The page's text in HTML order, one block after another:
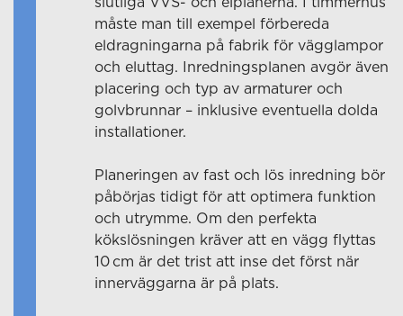
måste man till exempel förbereda
eldragningarna på fabrik för vägglampor
och eluttag. Inredningsplanen avgör även
placering och typ av armaturer och
golvbrunnar – inklusive eventuella dolda
installationer.
Planeringen av fast och lös inredning bör
påbörjas tidigt för att optimera funktion
och utrymme. Om den perfekta
kökslösningen kräver att en vägg flyttas
10 cm är det trist att inse det först när
innerväggarna är på plats.